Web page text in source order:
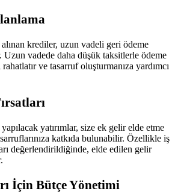
krediler, uzun vadeli geri ödeme
Uzun vadede daha düşük taksitlerle ödeme
ve tasarruf oluşturmanıza yardımcı
yatırımlar, size ek gelir elde etme
katkıda bulunabilir. Özellikle iş
değerlendirildiğinde, elde edilen gelir
İçin Bütçe Yönetimi